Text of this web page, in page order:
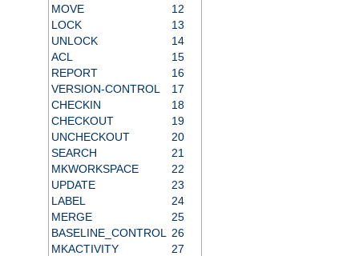
MOVE
12
LOCK
13
UNLOCK
14
ACL
15
REPORT
16
VERSION-CONTROL
17
CHECKIN
18
CHECKOUT
19
UNCHECKOUT
20
SEARCH
21
MKWORKSPACE
22
UPDATE
23
LABEL
24
MERGE
25
BASELINE_CONTROL
26
MKACTIVITY
27